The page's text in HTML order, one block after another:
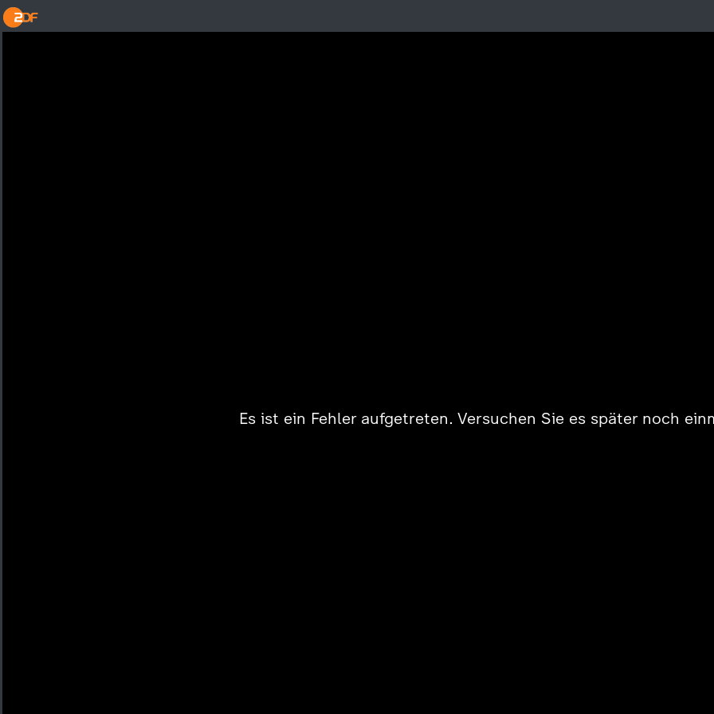
Es ist ein Fehler aufgetreten. Versuchen Sie es später noch